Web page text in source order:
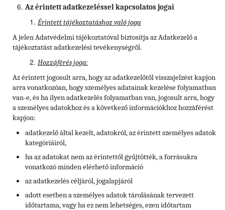
Az érintett adatkezeléssel kapcsolatos jogai
Érintett tájékoztatáshoz való joga
A jelen Adatvédelmi tájékoztatóval biztosítja az Adatkezelő a
tájékoztatást adatkezelési tevékenységről.
Hozzáférés joga:
Az érintett jogosult arra, hogy az adatkezelőtől visszajelzést kapjon
arra vonatkozóan, hogy személyes adatainak kezelése folyamatban
van-e, és ha ilyen adatkezelés folyamatban van, jogosult arra, hogy
a személyes adatokhoz és a következő információkhoz hozzáférést
kapjon:
adatkezelő által kezelt, adatokról, az érintett személyes adatok
kategóriáiról,
ha az adatokat nem az érintettől gyűjtötték, a forrásukra
vonatkozó minden elérhető információ
az adatkezelés céljáról, jogalapjáról
adott esetben a személyes adatok tárolásának tervezett
időtartama, vagy ha ez nem lehetséges, ezen időtartam